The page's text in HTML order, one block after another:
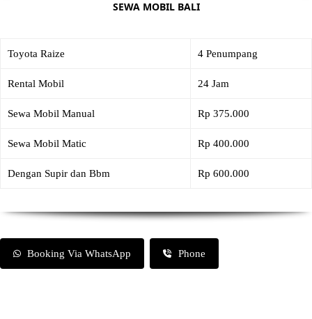
SEWA MOBIL BALI
Toyota Raize 4 Penumpang
Rental Mobil 24 Jam
Sewa Mobil Manual Rp 375.000
Sewa Mobil Matic Rp 400.000
Dengan Supir dan Bbm Rp 600.000
Booking Via WhatsApp Phone